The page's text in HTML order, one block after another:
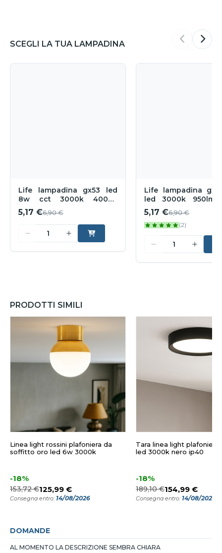
SCEGLI LA TUA LAMPADINA
Life lampadina gx53 led
8w cct 3000k 4000k
6500k 720 lumen
5,17 €6,90 €
Life lampadina
led 3000k 950lm
120
5,17 €6,90 €
(2)
PRODOTTI SIMILI
Linea light rossini plafoniera da
soffitto oro led 6w 3000k
-18%
153,72 €125,99 €
Consegna entro: 14/08/2026
Tara linea light plafoniera
led 3000k nero ip40
-18%
189,10 €154,99 €
Consegna entro: 14/08/2026
DOMANDE
AL MOMENTO LA DESCRIZIONE SEMBRA CHIARA